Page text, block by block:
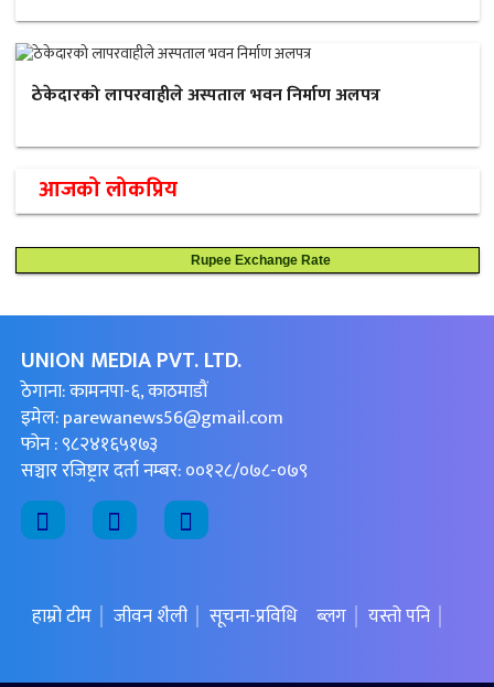
ठेकेदारको लापरवाहीले अस्पताल भवन निर्माण अलपत्र
आजको लोकप्रिय
Rupee Exchange Rate
UNION MEDIA PVT. LTD.
ठेगाना: कामनपा-६, काठमाडौं
इमेल:parewanews56@gmail.com
फोन : ९८२४१६५१७३
सञ्चार रजिष्ट्रार दर्ता नम्बर: ००१२८/०७८-०७९
हाम्रो टीम जीवन शैली सूचना-प्रविधि ब्लग यस्तो पनि